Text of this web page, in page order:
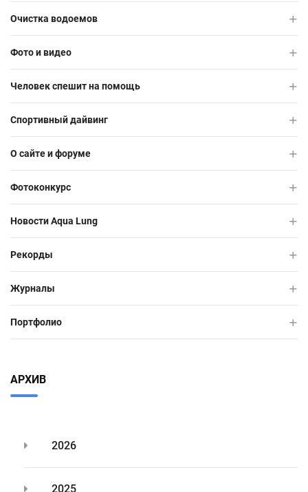
Очистка водоемов
Фото и видео
Человек спешит на помощь
Спортивный дайвинг
О сайте и форуме
Фотоконкурс
Новости Aqua Lung
Рекорды
Журналы
Портфолио
АРХИВ
2026
2025